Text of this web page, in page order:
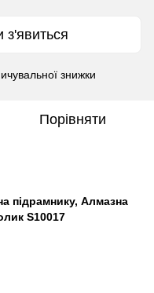
з'явиться
знижки
Порівняти
підрамнику, Алмазна
S10017